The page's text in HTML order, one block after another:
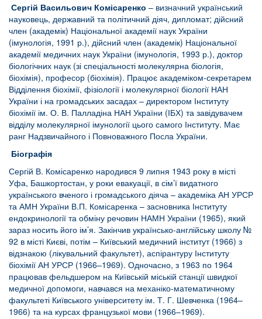
Сергій Васильович Комісаренко – визначний український
науковець, державний та політичний діяч, дипломат; дійсний
член (академік) Національної академії наук України
(імунологія, 1991 р.), дійсний член (академік) Національної
академії медичних наук України (імунологія, 1993 р.), доктор
біологічних наук (зі спеціальності молекулярна біологія,
біохімія), професор (біохімія). Працює академіком-секретарем
Відділення біохімії, фізіології і молекулярної біології НАН
України і на громадських засадах – директором Інституту
біохімії ім. О. В. Палладіна НАН України (ІБХ) та завідувачем
відділу молекулярної імунології цього самого Інституту. Має
ранг Надзвичайного і Повноважного Посла України.
Біографія
Сергій В. Комісаренко народився 9 липня 1943 року в місті
Уфа, Башкортостан, у роки евакуації, в сім’ї видатного
українського вченого і громадського діяча – академіка АН УРСР
та АМН України В.П. Комісаренка – засновника Інституту
ендокринології та обміну речовин НАМН України (1965), який
зараз носить його ім’я. Закінчив українсько-англійську школу №
92 в місті Києві, потім – Київський медичний інститут (1966) з
відзнакою (лікувальний факультет), аспірантуру Інституту
біохімії АН УРСР (1966–1969). Одночасно, з 1963 по 1964
працював фельдшером на Київській міській станції швидкої
медичної допомоги, навчався на механіко-математичному
факультеті Київського університету ім. Т. Г. Шевченка (1964–
1966) та на курсах французької мови (1966–1969).